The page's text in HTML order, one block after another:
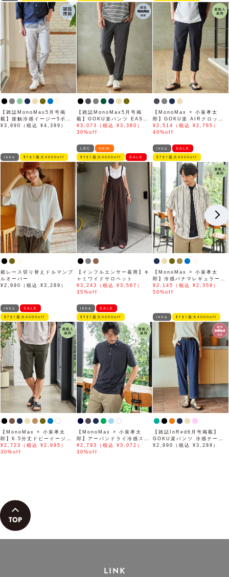
【雑誌MonoMax5月号掲
載】接触冷感イージー5ポケ
ット
¥3,990（税込 ¥4,389）
【雑誌MonoMax5月号掲
載】GOKU楽パンツ EASY
STRETCH 冷感アンクル
【接触冷感】「小泉孝太郎さ
¥3,073（税込 ¥3,380）
30%off
【MonoMax × 小泉孝太
郎】GOKU楽 AIRクロップ
ドパンツ「小泉孝太郎さん着
用モデル」
¥2,514（税込 ¥2,765）
40%off
ikka ﾓｱｵﾌ最大4000off
裾レース切り替えドルマンプ
ルオーバー
¥2,990（税込 ¥3,289）
LBC NEW
ﾓｱｵﾌ最大4000off SALE
【インフルエンサー着用】キ
ャミワイドサロペット
¥3,243（税込 ¥3,567）
35%off
ikka SALE
ﾓｱｵﾌ最大4000off
【MonoMax × 小泉孝太
郎】冷感パナマレギュラーカ
ラー半袖シャツ「小泉孝太郎
さん着用モデル」
¥2,145（税込 ¥2,359）
50%off
ikka SALE
ﾓｱｵﾌ最大4000off
【MonoMax × 小泉孝太
郎】6.5分丈ドビーイージー
ハーフパンツ「小泉孝太郎さ
ん着用モデル」
¥2,723（税込 ¥2,995）
30%off
ikka SALE
ﾓｱｵﾌ最大4000off
【MonoMax × 小泉孝太
郎】アーバンドライ冷感スイ
スボタンダウンポロシャツ
「小泉孝太郎さん着用モデ
¥2,793（税込 ¥3,072）
30%off
ikka ﾓｱｵﾌ最大4000off
【雑誌InRed6月号掲載】
GOKU楽パンツ 冷感テーパ
ード【接触冷感】
¥2,990（税込 ¥3,289）
LINK